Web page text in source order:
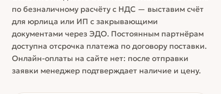
по безналичному расчёту с НДС — выставим счёт
для юрлица или ИП с закрывающими
документами через ЭДО. Постоянным партнёрам
доступна отсрочка платежа по договору поставки.
Онлайн-оплаты на сайте нет: после отправки
заявки менеджер подтверждает наличие и цену.